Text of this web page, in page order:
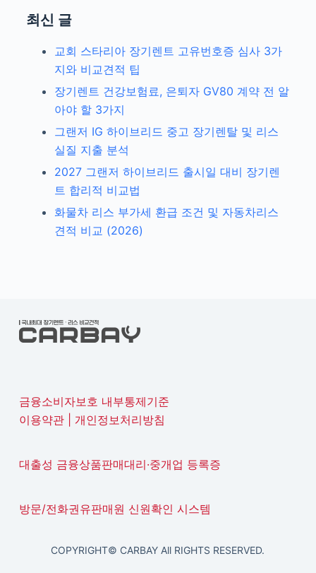
최신 글
교회 스타리아 장기렌트 고유번호증 심사 3가
지와 비교견적 팁
장기렌트 건강보험료, 은퇴자 GV80 계약 전 알
아야 할 3가지
그랜저 IG 하이브리드 중고 장기렌탈 및 리스
실질 지출 분석
2027 그랜저 하이브리드 출시일 대비 장기렌
트 합리적 비교법
화물차 리스 부가세 환급 조건 및 자동차리스
견적 비교 (2026)
금융소비자보호 내부통제기준
이용약관| 개인정보처리방침
대출성 금융상품판매대리·중개업 등록증
방문/전화권유판매원 신원확인 시스템
COPYRIGHT© CARBAY All RIGHTS RESERVED.